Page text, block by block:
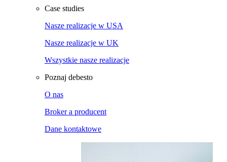
Case studies
Nasze realizacje w USA
Nasze realizacje w UK
Wszystkie nasze realizacje
Poznaj debesto
O nas
Broker a producent
Dane kontaktowe